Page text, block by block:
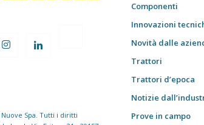
Spa. Tutti i diritti
Componenti
Innovazioni
Novità dalle
Trattori
Trattori d’epoca
Notizie
Prove in campo